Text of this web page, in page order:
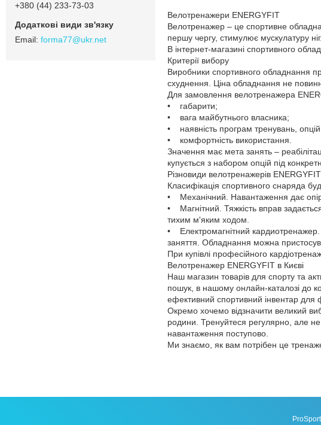
Велотренажери ENERGYFIT
Велотренажер – це спортивне
першу чергу, стимулює мускулатуру
В інтернет-магазині спортивного
Критерії вибору
Виробники спортивного обладнання
схуднення. Ціна обладнання не
Для замовлення велотренажера
• габарити;
• вага майбутнього власника;
• наявність програм тренувань,
• комфортність використання.
Значення має мета занять –
купується з набором опцій під
Різновиди велотренажерів ENERGYFIT
Класифікація спортивного снаряда
• Механічний. Навантаження дає опір
• Магнітний. Тяжкість вправ
тихим м'яким ходом.
• Електромагнітний
заняття. Обладнання можна
При купівлі професійного
Велотренажер ENERGYFIT в Києві
Наш магазин товарів для спорту та
пошук, в нашому онлайн-каталозі до
ефективний спортивний інвентар для
Окремо хочемо відзначити великий
родини. Тренуйтеся регулярно, але
навантаження поступово.
Ми знаємо, як вам потрібен це
+380 (44) 233-73-03
forma77@ukr.net